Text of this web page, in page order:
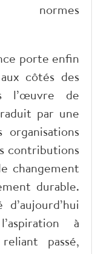
normes
porte enfin
côtés des
l’œuvre de
par une
contributions
changement
durable.
à
passé,